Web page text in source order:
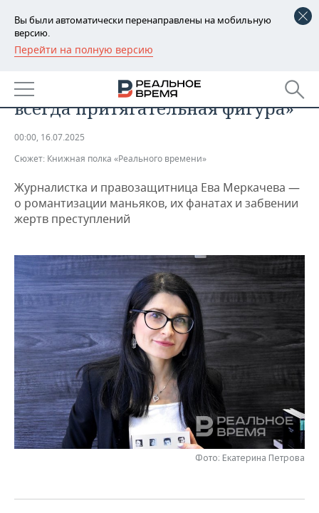
Вы были автоматически перенаправлены на мобильную
версию.
Перейти на полную версию
РЕГИОНЫ
БАШКОРТОСТАН
ТАТАРСТАН
НОВОСТИ
АНАЛИТИКА
ДЕКЛАРАЦИИ О ДОХОДАХ
КОРОЛИ ГОСЗАКАЗА ПФО
КОМУ ПРИНАДЛЕЖАТ
ТОРГОВЫЕ ЦЕНТРЫ
ТАТАРСТАНА
НОВОСТИ ЭКОНОМИКИ
ФИНАНСЫ
БЮДЖЕТ
ИНВЕСТИЦИИ
ПРОМЫШЛЕННОСТЬ
НОВОСТИ
ПРОМЫШЛЕННОСТИ
АГРОПРОМ
МАШИНОСТРОЕНИЕ
НЕФТЕХИМИЯ
НЕФТЬ
ОПК
ЭНЕРГЕТИКА
НЕДВИЖИМОСТЬ
НОВОСТИ АВТО
БИЗНЕС
НОВОСТИ БИЗНЕСА
РОЗНИЧНАЯ ТОРГОВЛЯ
ТРАНСПОРТ
УСЛУГИ
ТЕХНОЛОГИИ
НОВОСТИ ТЕХНОЛОГИЙ
IT
МЕДИА
ТЕЛЕКОММУНИКАЦИИ
МЕРОПРИЯТИЯ
НОВОСТИ МЕРОПРИЯТИЙ
ВЫЕЗДНАЯ РЕДАКЦИЯ
БИЗНЕС-БРАНЧИ
СПОРТ
НОВОСТИ СПОРТА
ФУТБОЛ
ОБЩЕСТВО
НОВОСТИ ОБЩЕСТВА
ФОТОГАЛЕРЕЯ
Ева Меркачева: «Маньяк — это
всегда притягательная фигура»
00:00, 16.07.2025
Сюжет: Книжная полка «Реального времени»
Журналистка и правозащитница Ева Меркачева —
о романтизации маньяков, их фанатах и забвении
жертв преступлений
Фото: Екатерина Петрова